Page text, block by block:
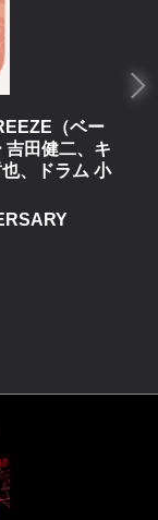
（ベー
吉田健二、キ
、ドラム 小